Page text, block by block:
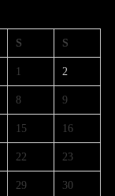
S S
1 2
8 9
15 16
22 23
29 30